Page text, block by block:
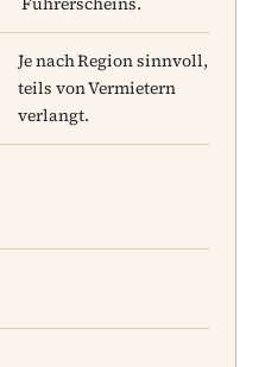
Je nach Region sinnvoll,
teils von Vermietern
verlangt.